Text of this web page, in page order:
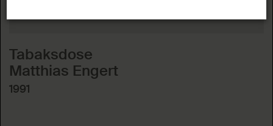
Tabaksdose
Matthias Engert
1991